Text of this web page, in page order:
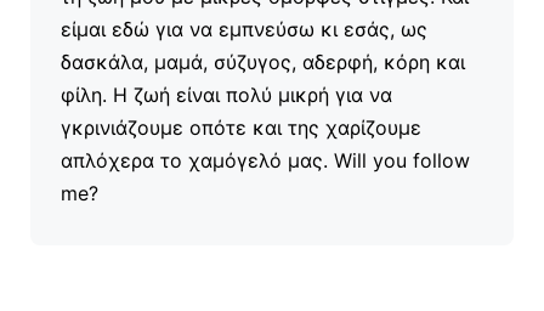
είμαι εδώ για να εμπνεύσω κι εσάς, ως
δασκάλα, μαμά, σύζυγος, αδερφή, κόρη και
φίλη. Η ζωή είναι πολύ μικρή για να
γκρινιάζουμε οπότε και της χαρίζουμε
απλόχερα το χαμόγελό μας. Will you follow
me?